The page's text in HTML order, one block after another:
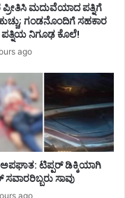
ಪ್ರೀತಿಸಿ ಮದುವೆಯಾದ ಪತ್ನಿಗೆ
ಗಂಡನೊಂದಿಗೆ ಸಹಕಾರ
ನಿಗೂಢ ಕೊಲೆ!
ago
ಟಿಪ್ಪರ್ ಡಿಕ್ಕಿಯಾಗಿ
ಸವಾರರಿಬ್ಬರು ಸಾವು
ago